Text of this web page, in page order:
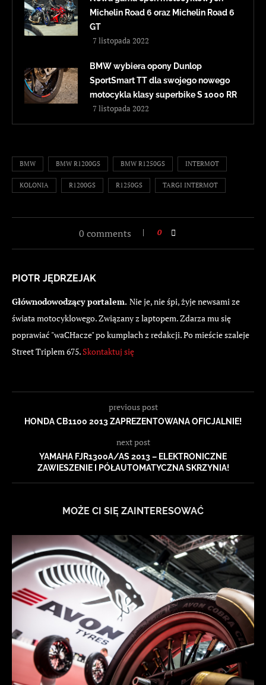
Michelin Road 6 oraz Michelin Road 6
GT
7 listopada 2022
BMW wybiera opony Dunlop
SportSmart TT dla swojego nowego
motocykla klasy superbike S 1000 RR
7 listopada 2022
BMW BMW R1200GS BMW R1250GS INTERMOT
KOLONIA R1200GS R1250GS TARGI INTERMOT
0 comments 0
PIOTR JĘDRZEJAK
Głównodowodzący portalem. Nie je, nie śpi, żyje newsami ze
świata motocyklowego. Związany z laptopem. Zdarza mu się
poprawiać "waCHacze" po kumplach z redakcji. Po mieście szaleje
Street Triplem 675. Skontaktuj się
previous post
HONDA CB1100 2013 ZAPREZENTOWANA OFICJALNIE!
next post
YAMAHA FJR1300A/AS 2013 – ELEKTRONICZNE
ZAWIESZENIE I PÓŁAUTOMATYCZNA SKRZYNIA!
MOŻE CI SIĘ ZAINTERESOWAĆ